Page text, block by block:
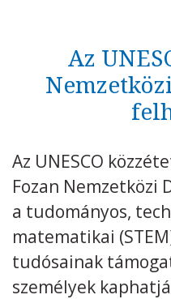
TÉMÁK
DOKUMENTUMTÁR
PÁLYÁZATOK /
UNESCO díjak
KAPCSOLAT
Az
Az UNESCO
Fozan Nemzetközi
a tudományos,
matematikai
tudósainak
személyek